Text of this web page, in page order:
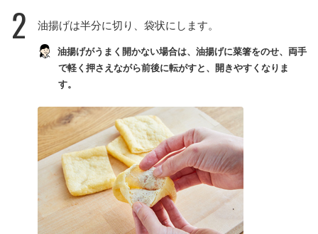
2 油揚げは半分に切り、袋状にします。
油揚げがうまく開かない場合は、油揚げに菜箸をのせ、両手
で軽く押さえながら前後に転がすと、開きやすくなりま
す。